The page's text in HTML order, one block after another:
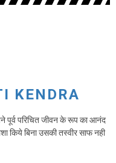
KENDRA
पूर्व परिचित जीवन के रूप का आनंद
किये बिना उसकी तस्वीर साफ नही